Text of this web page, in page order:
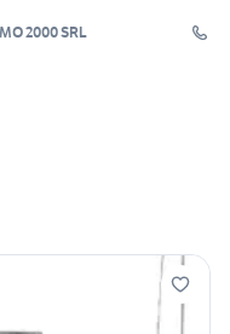
2000 SRL